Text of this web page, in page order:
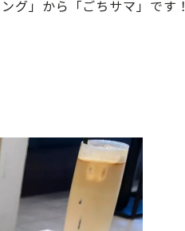
グ」から「ごちサマ」です！